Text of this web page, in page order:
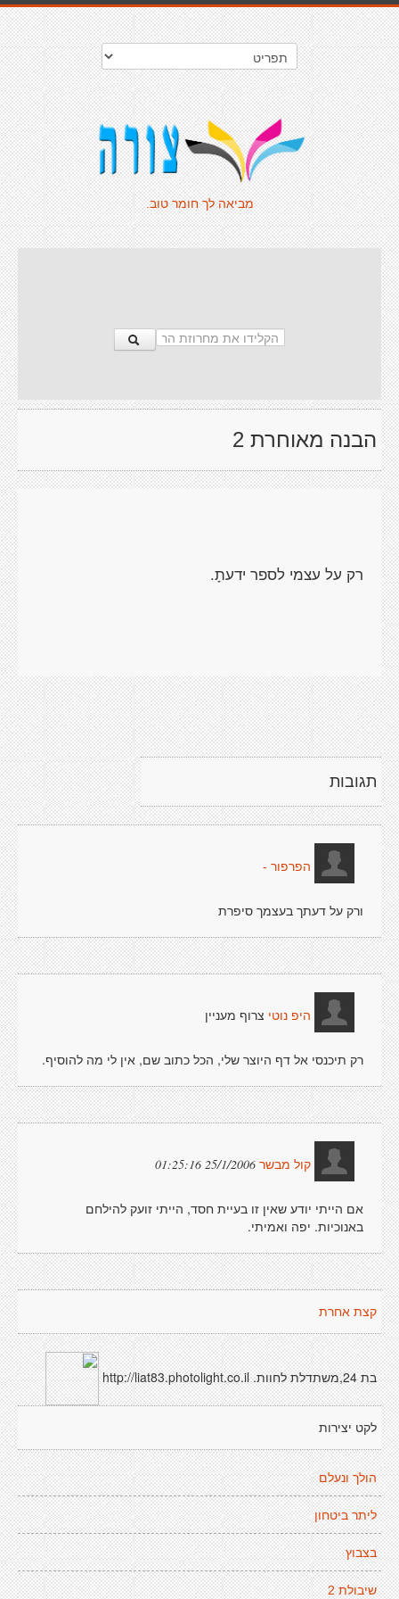
מביאה לך חומר טוב.
הבנה מאוחרת 2
רק על עצמי לספר ידעתָ.
תגובות
הפרפור -
ורק על דעתך בעצמך סיפרת
היפ נוטי צרוף מעניין
רק תיכנסי אל דף היוצר שלי, הכל כתוב שם, אין לי מה להוסיף.
קול מבשר 25/1/2006 01:25:16
אם הייתי יודע שאין זו בעיית חסד, הייתי זועק להילחם
באנוכיות. יפה ואמיתי.
קצת אחרת
בת 24,משתדלת לחוות. http://liat83.photolight.co.il
לקט יצירות
הולך ונעלם
ליתר ביטחון
בצבוץ
שיבולת 2